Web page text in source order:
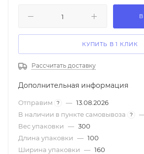
КУПИТЬ В 1 КЛИК
Рассчитать доставку
Дополнительная информация
Отправим ? — 13.08.2026
В наличии в пункте самовывоза
?
Вес упаковки — 300
Длина упаковки — 100
Ширина упаковки — 160